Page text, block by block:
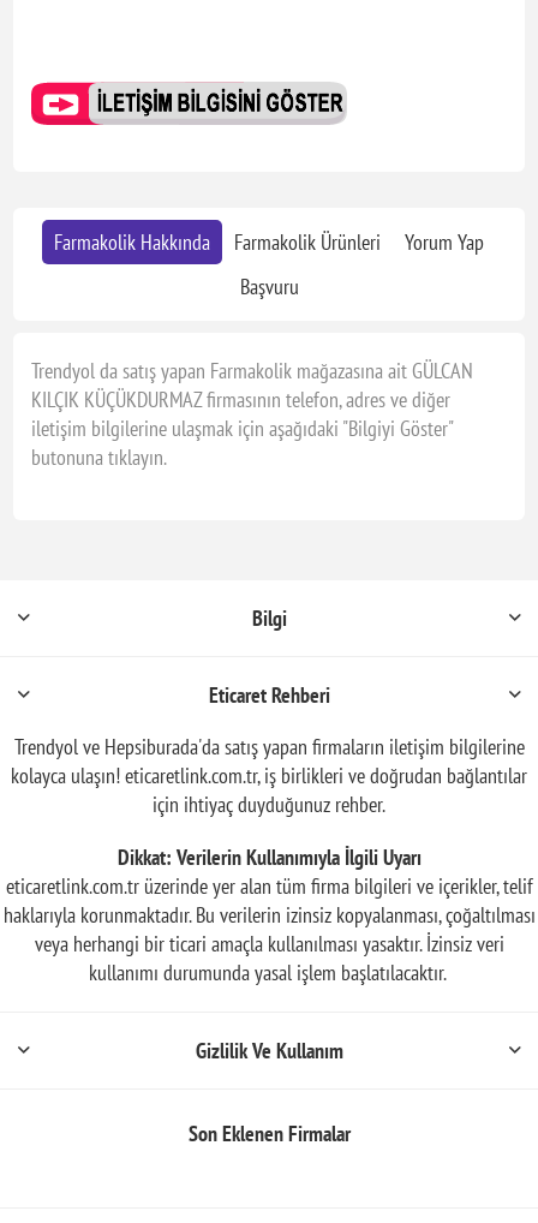
Farmakolik Hakkında Farmakolik Ürünleri
Yorum Yap
Başvuru
Trendyol da satış yapan Farmakolik mağazasına ait GÜLCAN
KILÇIK KÜÇÜKDURMAZ firmasının telefon, adres ve diğer
iletişim bilgilerine ulaşmak için aşağıdaki "Bilgiyi Göster"
butonuna tıklayın.
Bilgi
Eticaret Rehberi
Trendyol ve Hepsiburada'da satış yapan firmaların iletişim bilgilerine
kolayca ulaşın! eticaretlink.com.tr, iş birlikleri ve doğrudan bağlantılar
için ihtiyaç duyduğunuz rehber.
Dikkat: Verilerin Kullanımıyla İlgili Uyarı
eticaretlink.com.tr üzerinde yer alan tüm firma bilgileri ve içerikler, telif
haklarıyla korunmaktadır. Bu verilerin izinsiz kopyalanması, çoğaltılması
veya herhangi bir ticari amaçla kullanılması yasaktır. İzinsiz veri
kullanımı durumunda yasal işlem başlatılacaktır.
Gizlilik Ve Kullanım
Son Eklenen Firmalar